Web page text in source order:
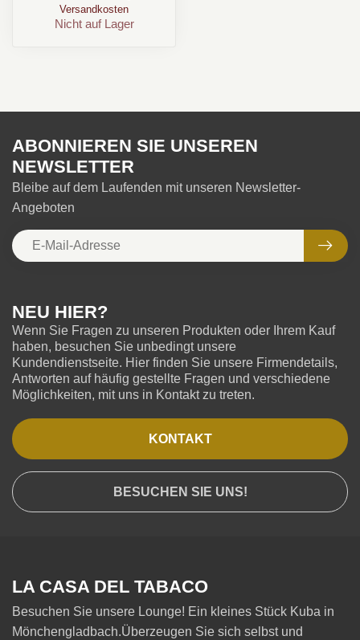
Versandkosten
Nicht auf Lager
NEU HIER?
Wenn Sie Fragen zu unseren Produkten oder Ihrem Kauf
haben, besuchen Sie unbedingt unsere
Kundendienstseite. Hier finden Sie unsere Firmendetails,
Antworten auf häufig gestellte Fragen und verschiedene
Möglichkeiten, mit uns in Kontakt zu treten.
KONTAKT
BESUCHEN SIE UNS!
ABONNIEREN SIE UNSEREN
NEWSLETTER
Bleibe auf dem Laufenden mit unseren Newsletter-
Angeboten
LA CASA DEL TABACO
Besuchen Sie unsere Lounge! Ein kleines Stück Kuba in
Mönchengladbach.Überzeugen Sie sich selbst und